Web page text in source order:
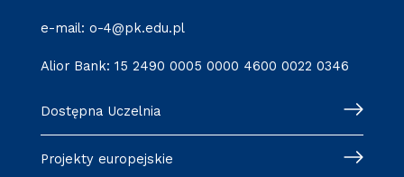
e-mail: o-4@pk.edu.pl
Alior Bank: 15 2490 0005 0000 4600 0022 0346
Dostępna Uczelnia
Projekty europejskie